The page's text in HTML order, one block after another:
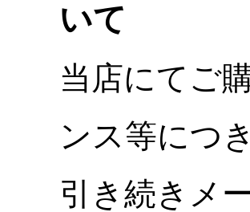
いて
当店にてご
ンス等につ
引き続きメ